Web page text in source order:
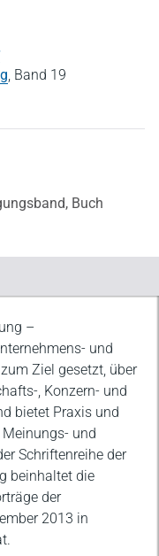
, Band 19
Buch
–
und
Ziel gesetzt, über
, Konzern- und
bietet Praxis und
und
Schriftenreihe der
beinhaltet die
der
2013 in